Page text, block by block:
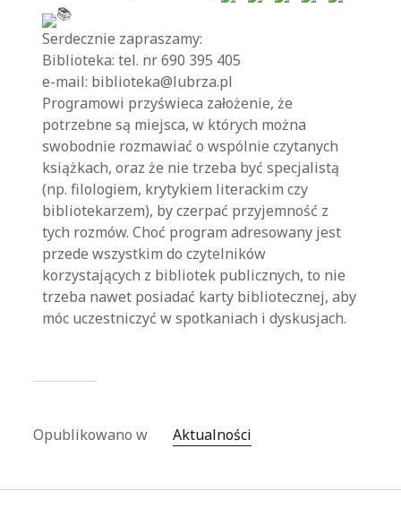
Serdecznie zapraszamy:
Biblioteka: tel. nr 690 395 405
e-mail: biblioteka@lubrza.pl
Programowi przyświeca założenie, że
potrzebne są miejsca, w których można
swobodnie rozmawiać o wspólnie czytanych
książkach, oraz że nie trzeba być specjalistą
(np. filologiem, krytykiem literackim czy
bibliotekarzem), by czerpać przyjemność z
tych rozmów. Choć program adresowany jest
przede wszystkim do czytelników
korzystających z bibliotek publicznych, to nie
trzeba nawet posiadać karty bibliotecznej, aby
móc uczestniczyć w spotkaniach i dyskusjach.
Opublikowano w Aktualności